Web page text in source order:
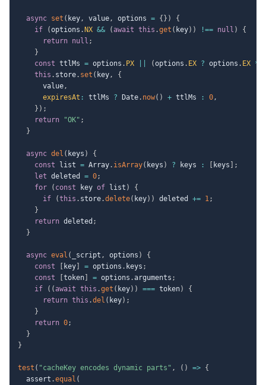
async set ( key, value, options = { } )
{
if
(options . NX && ( await this .get ( key) ) !== null )
{
return null ;
}
const ttlMs = options . PX (options . EX ? options . EX *
this . store. set ( key,
{
      value
,
expiresAt : ttlMs ? Date. now( ) + ttlMs : 0,
} ) ;
return
"OK" ;
}
async del ( keys )
{
const list = Array. isArray( keys ) ? keys : keys
;
let deleted = 0;
for
( const key of list )
{
if
(this . store.delete( key) ) deleted += 1;
}
return deleted ;
}
async eval ( _script , options )
{
const
key = options . keys ;
const
token = options .arguments ;
if
( ( await this .get ( key) ) === token)
{
return this .del ( key) ;
}
return 0;
}
}
test ( "cacheKey encodes dynamic parts" , ( ) => {
  assert
.equal (